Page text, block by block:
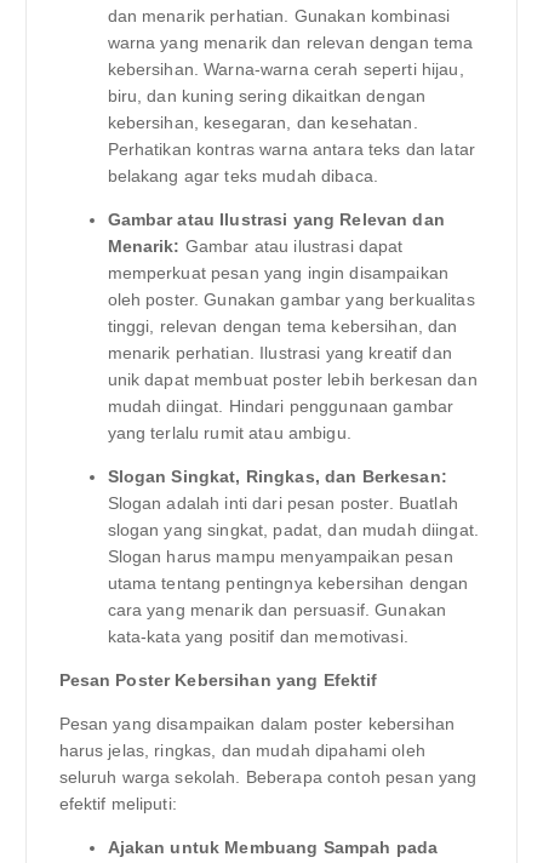
dan menarik perhatian. Gunakan kombinasi
warna yang menarik dan relevan dengan tema
kebersihan. Warna-warna cerah seperti hijau,
biru, dan kuning sering dikaitkan dengan
kebersihan, kesegaran, dan kesehatan.
Perhatikan kontras warna antara teks dan latar
belakang agar teks mudah dibaca.
Gambar atau Ilustrasi yang Relevan dan
Menarik: Gambar atau ilustrasi dapat
memperkuat pesan yang ingin disampaikan
oleh poster. Gunakan gambar yang berkualitas
tinggi, relevan dengan tema kebersihan, dan
menarik perhatian. Ilustrasi yang kreatif dan
unik dapat membuat poster lebih berkesan dan
mudah diingat. Hindari penggunaan gambar
yang terlalu rumit atau ambigu.
Slogan Singkat, Ringkas, dan Berkesan:
Slogan adalah inti dari pesan poster. Buatlah
slogan yang singkat, padat, dan mudah diingat.
Slogan harus mampu menyampaikan pesan
utama tentang pentingnya kebersihan dengan
cara yang menarik dan persuasif. Gunakan
kata-kata yang positif dan memotivasi.
Pesan Poster Kebersihan yang Efektif
Pesan yang disampaikan dalam poster kebersihan
harus jelas, ringkas, dan mudah dipahami oleh
seluruh warga sekolah. Beberapa contoh pesan yang
efektif meliputi:
Ajakan untuk Membuang Sampah pada